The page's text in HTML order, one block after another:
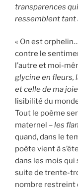
transparences
ressemblent tant
« On est
contre le
l’autre et moi-
glycine en fleurs,
et celle de ma
lisibilité du
Tout le poème
maternel –les
quand, dans le
poète vient à
dans les mois qui
suite de trente-
nombre restreint